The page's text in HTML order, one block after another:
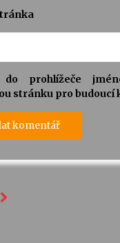
do prohlížeče
stránku pro budoucí